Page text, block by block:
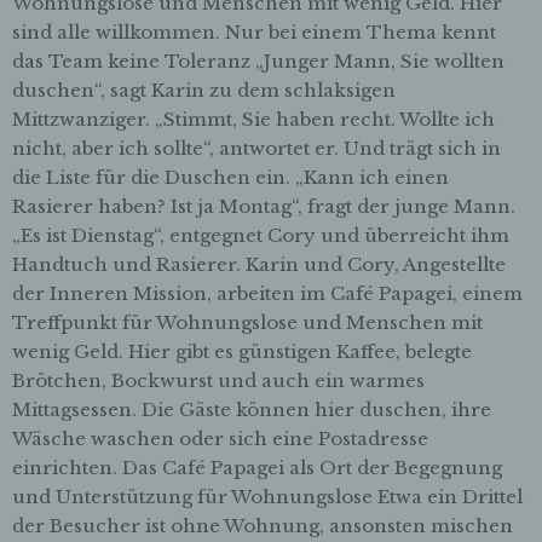
sind alle willkommen. Nur bei einem Thema kennt
das Team keine Toleranz „Junger Mann, Sie wollten
duschen“, sagt Karin zu dem schlaksigen
Mittzwanziger. „Stimmt, Sie haben recht. Wollte ich
nicht, aber ich sollte“, antwortet er. Und trägt sich in
die Liste für die Duschen ein. „Kann ich einen
Rasierer haben? Ist ja Montag“, fragt der junge Mann.
„Es ist Dienstag“, entgegnet Cory und überreicht ihm
Handtuch und Rasierer. Karin und Cory, Angestellte
der Inneren Mission, arbeiten im Café Papagei, einem
Treffpunkt für Wohnungslose und Menschen mit
wenig Geld. Hier gibt es günstigen Kaffee, belegte
Brötchen, Bockwurst und auch ein warmes
Mittagsessen. Die Gäste können hier duschen, ihre
Wäsche waschen oder sich eine Postadresse
einrichten. Das Café Papagei als Ort der Begegnung
und Unterstützung für Wohnungslose Etwa ein Drittel
der Besucher ist ohne Wohnung, ansonsten mischen
Vorgang oder jede solche Vorgangsreihe im
Zusammenhang mit personenbezogenen
Daten wie das Erheben, das Erfassen, die
Organisation, das Ordnen, die Speicherung,
die Anpassung oder Veränderung, das
Auslesen, das Abfragen, die Verwendung,
die Offenlegung durch Übermittlung,
Verbreitung oder eine andere Form der
Bereitstellung, den Abgleich oder die
Verknüpfung, die Einschränkung, das
Löschen oder die Vernichtung.
d) Einschränkung der Verarbeitung
Einschränkung der Verarbeitung ist die
Markierung gespeicherter
personenbezogener Daten mit dem Ziel, ihre
künftige Verarbeitung einzuschränken.
e) Profiling
Profiling ist jede Art der automatisierten